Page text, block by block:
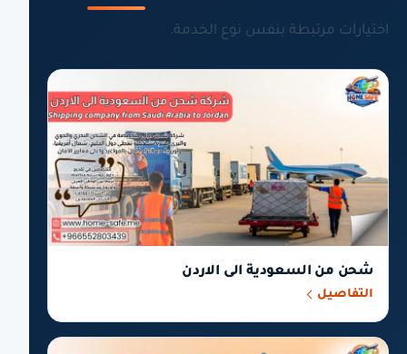
اختيارات مرتبطة بنفس نوع الخدمة.
شحن من السعودية الى الاردن
التفاصيل